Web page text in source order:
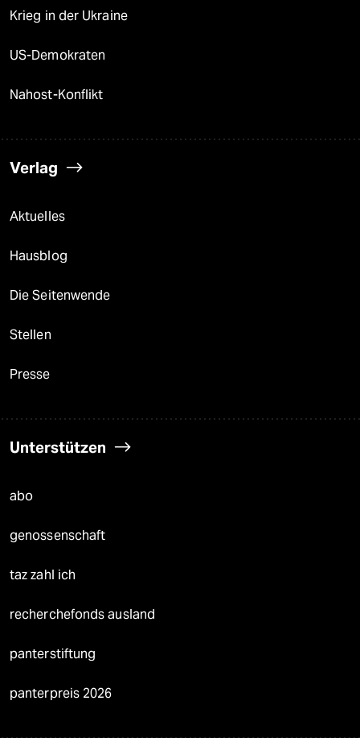
Krieg in der Ukraine
US-Demokraten
Nahost-Konflikt
Verlag
Aktuelles
Hausblog
Die Seitenwende
Stellen
Presse
Unterstützen
abo
genossenschaft
taz zahl ich
recherchefonds ausland
panterstiftung
panterpreis 2026